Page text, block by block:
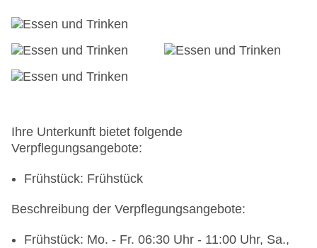
Ihre Unterkunft bietet folgende
Verpflegungsangebote:
Frühstück: Frühstück
Beschreibung der Verpflegungsangebote:
Frühstück: Mo. - Fr. 06:30 Uhr - 11:00 Uhr, Sa.,